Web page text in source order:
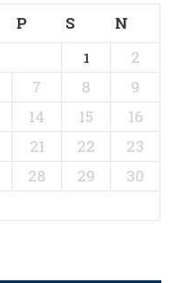
P S N
1
2
7 8
9
14 15
16
21 22
23
28 29
30